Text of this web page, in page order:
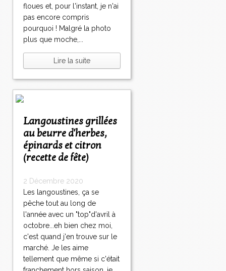
floues et, pour l'instant, je n'ai
pas encore compris
pourquoi ! Malgré la photo
plus que moche,...
Lire la suite
Langoustines grillées
au beurre d'herbes,
épinards et citron
(recette de fête)
2 Décembre 2020
Les langoustines, ça se
pêche tout au long de
l'année avec un "top"d'avril à
octobre...eh bien chez moi,
c'est quand j'en trouve sur le
marché. Je les aime
tellement que même si c'était